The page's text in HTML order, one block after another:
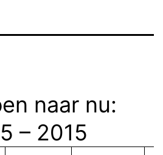
naar nu:
– 2015